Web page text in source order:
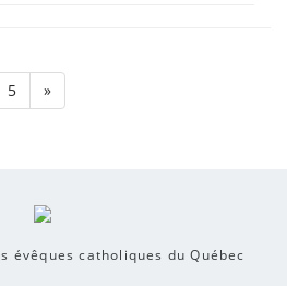
5 »
évêques catholiques du Québec